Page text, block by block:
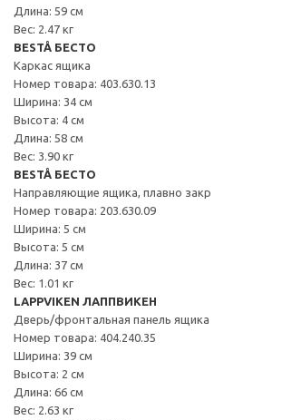
Длина: 59 см
Вес: 2.47 кг
BESTÅ БЕСТО
Каркас ящика
Номер товара: 403.630.13
Ширина: 34 см
Высота: 4 см
Длина: 58 см
Вес: 3.90 кг
BESTÅ БЕСТО
Направляющие ящика, плавно закр
Номер товара: 203.630.09
Ширина: 5 см
Высота: 5 см
Длина: 37 см
Вес: 1.01 кг
LAPPVIKEN ЛАППВИКЕН
Дверь/фронтальная панель ящика
Номер товара: 404.240.35
Ширина: 39 см
Высота: 2 см
Длина: 66 см
Вес: 2.63 кг